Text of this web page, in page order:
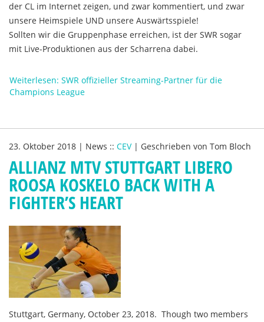
der CL im Internet zeigen, und zwar kommentiert, und zwar
unsere Heimspiele UND unsere Auswärtsspiele!
Sollten wir die Gruppenphase erreichen, ist der SWR sogar
mit Live-Produktionen aus der Scharrena dabei.
Weiterlesen: SWR offizieller Streaming-Partner für die
Champions League
23. Oktober 2018 | News :: CEV | Geschrieben von Tom Bloch
ALLIANZ MTV STUTTGART LIBERO
ROOSA KOSKELO BACK WITH A
FIGHTER’S HEART
Stuttgart, Germany, October 23, 2018. Though two members